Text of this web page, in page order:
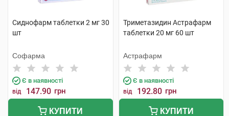
Сиднофарм таблетки 2 мг 30
шт
Софарма
Є в наявності
від 147.90 грн
КУПИТИ
Триметазидин Астрафарм
таблетки 20 мг 60 шт
Астрафарм
Є в наявності
від 192.80 грн
КУПИТИ